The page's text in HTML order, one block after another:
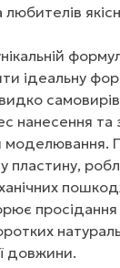
ідеальну
нанесення та
моделювання.
пластину,
довжини.